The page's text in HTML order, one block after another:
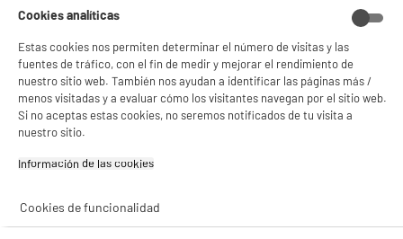
- ofrecer publicidad y comunicaciones personalizadas
- facilitar el intercambio de contenido en las redes sociales
Consulta la política de cookies..
Si aceptas, la experiencia será aún mejor. Si no acepta, se utilizarán cookies
estadísticas anónimas basadas en tu navegación. Puedes oponerte a su uso
gestionando sus cookies.
¡Buena visita!
Gestionar cookies
✔ ACEPTAR TODAS
Cookies analíticas
Estas cookies nos permiten determinar el número de visitas y las
fuentes de tráfico, con el fin de medir y mejorar el rendimiento de
nuestro sitio web. También nos ayudan a identificar las páginas más /
menos visitadas y a evaluar cómo los visitantes navegan por el sitio web.
Si no aceptas estas cookies, no seremos notificados de tu visita a
nuestro sitio.
Información de las cookies‎
Cookies de funcionalidad